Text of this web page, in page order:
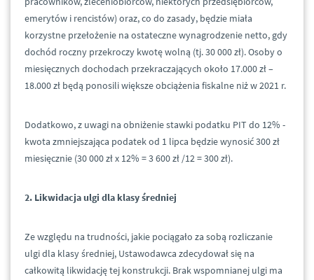
emerytów i rencistów) oraz, co do zasady, będzie miała
korzystne przełożenie na ostateczne wynagrodzenie netto, gdy
dochód roczny przekroczy kwotę wolną (tj. 30 000 zł). Osoby o
miesięcznych dochodach przekraczających około 17.000 zł –
18.000 zł będą ponosili większe obciążenia fiskalne niż w 2021 r.
Dodatkowo, z uwagi na obniżenie stawki podatku PIT do 12% -
kwota zmniejszająca podatek od 1 lipca będzie wynosić 300 zł
miesięcznie (30 000 zł x 12% = 3 600 zł /12 = 300 zł).
2. Likwidacja ulgi dla klasy średniej
Ze względu na trudności, jakie pociągało za sobą rozliczanie
ulgi dla klasy średniej, Ustawodawca zdecydował się na
całkowitą likwidację tej konstrukcji. Brak wspomnianej ulgi ma